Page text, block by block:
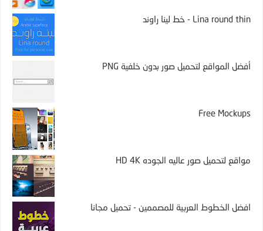
Lina round thin - خط لينا راوند
أفضل المواقع لتحميل صور بدون خلفية PNG
Free Mockups
مواقع لتحميل صور عاليه الجوده HD 4K
افضل الخطوط العربية للمصممين - تحميل مجانا